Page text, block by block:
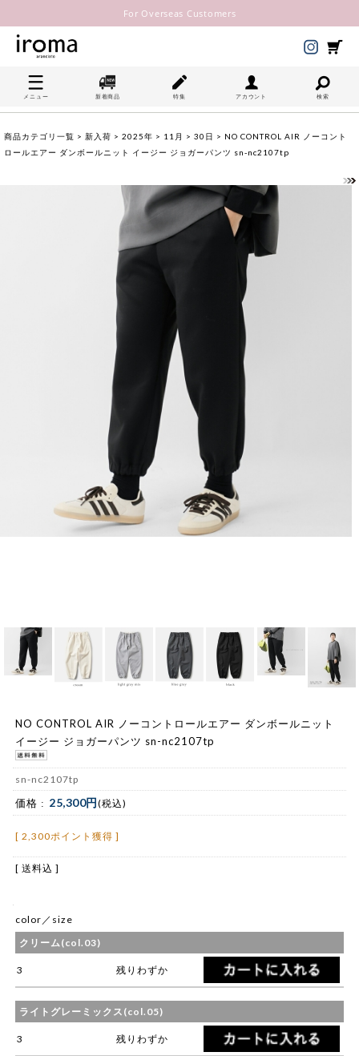
For Overseas Customers
メニュー 新着商品 特集 アカウント 検索
商品カテゴリ一覧 > 新入荷 > 2025年 > 11月 > 30日 > NO CONTROL AIR ノーコント
ロールエアー ダンボールニット イージー ジョガーパンツ sn-nc2107tp
NO CONTROL AIR ノーコントロールエアー ダンボールニット
イージー ジョガーパンツ sn-nc2107tp
sn-nc2107tp
価格 : 25,300円(税込)
[ 2,300ポイント獲得 ]
[ 送料込 ]
color／size
クリーム(col.03)
3 残りわずか
ライトグレーミックス(col.05)
3 残りわずか